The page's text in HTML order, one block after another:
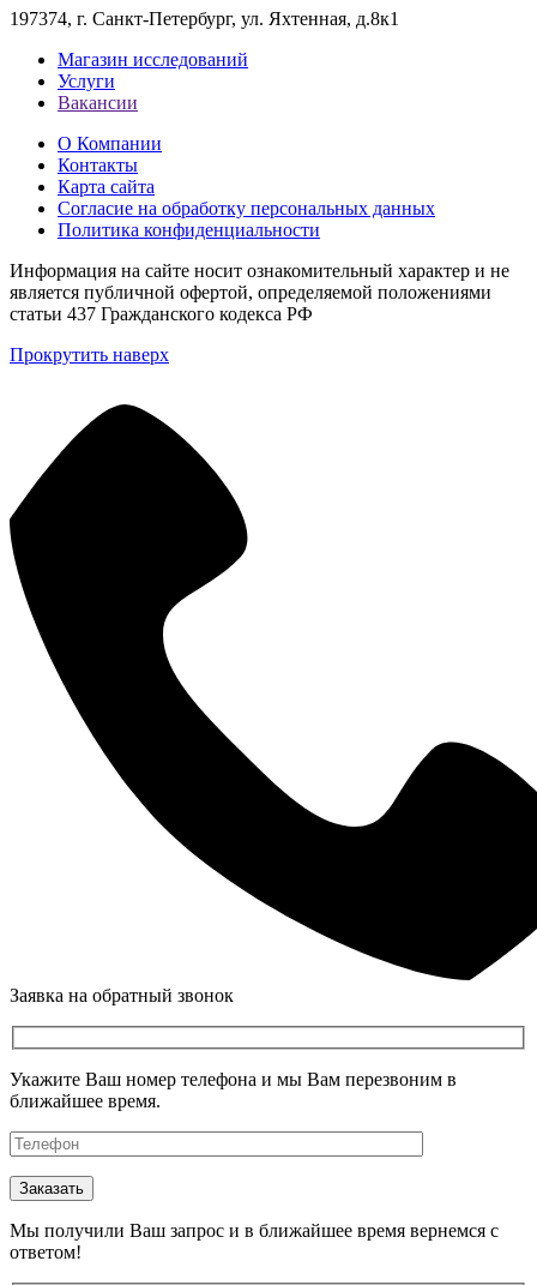
197374, г. Санкт-Петербург, ул. Яхтенная, д.8к1
Магазин исследований
Услуги
Вакансии
О Компании
Контакты
Карта сайта
Согласие на обработку персональных данных
Политика конфиденциальности
Информация на сайте носит ознакомительный характер и не
является публичной офертой, определяемой положениями
статьи 437 Гражданского кодекса РФ
Прокрутить наверх
Заявка на обратный звонок
Укажите Ваш номер телефона и мы Вам перезвоним в
ближайшее время.
Мы получили Ваш запрос и в ближайшее время вернемся с
ответом!